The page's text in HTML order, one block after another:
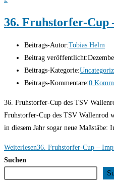
36. Fruhstorfer-Cup
Beitrags-Autor:Tobias Helm
Beitrag veröffentlicht:
Beitrags-Kategorie:
Beitrags-Kommentare:0
36. Fruhstorfer-Cup des TSV
Fruhstorfer-Cup des TSV Wallenrod
in diesem Jahr sogar neue
Weiterlesen36. Fruhstorfer-Cup –
Suchen